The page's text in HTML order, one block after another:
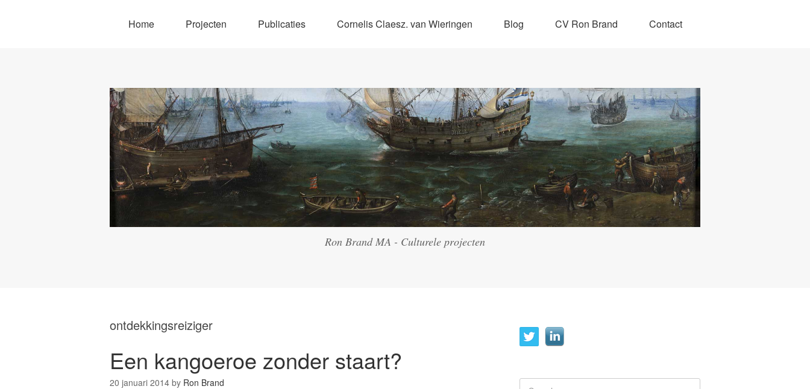
Home Projecten Publicaties Cornelis Claesz. van Wieringen Blog CV Ron Brand Contact
Ron Brand MA - Culturele projecten
ontdekkingsreiziger
Een kangoeroe zonder staart?
20 januari 2014 by Ron Brand